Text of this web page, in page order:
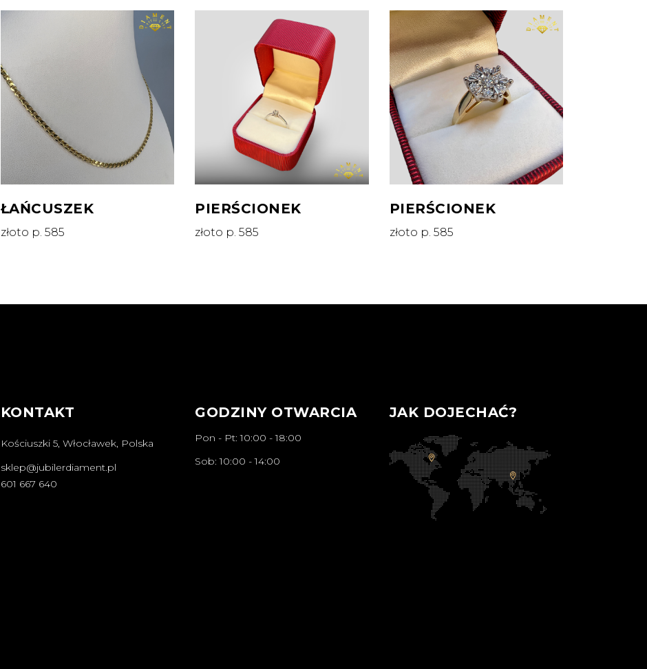
ŁAŃCUSZEK
złoto p. 585
PIERŚCIONEK
złoto p. 585
PIERŚCIONEK
złoto p. 585
KONTAKT
Kościuszki 5, Włocławek, Polska
sklep@jubilerdiament.pl
601 667 640
GODZINY OTWARCIA
Pon - Pt: 10:00 - 18:00
Sob: 10:00 - 14:00
JAK DOJECHAĆ?